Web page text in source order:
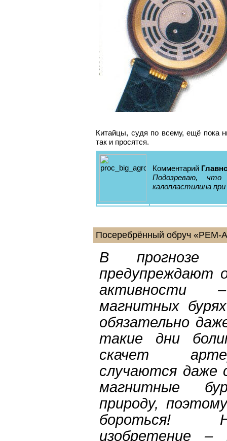
Китайцы, судя по всему, ещё пока
так и просятся.
Комментарий
Подозреваю,
калопластилина
Посеребрённый обруч
В прогнозе
предупреждают
активности
магнитных
обязательно
такие дни
скачет
случаются даже
магнитные
природу,
бороться!
изобретение –